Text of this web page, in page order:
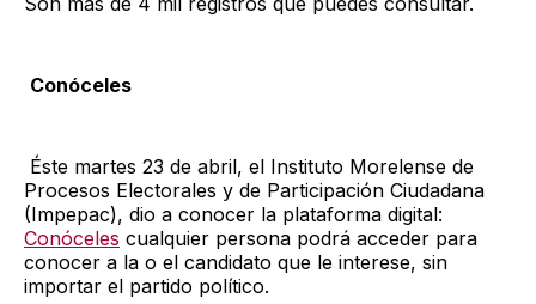
Conóceles
Éste martes 23 de abril, el Instituto Morelense de
Procesos Electorales y de Participación Ciudadana
(Impepac), dio a conocer la plataforma digital:
Conóceles cualquier persona podrá acceder para
conocer a la o el candidato que le interese, sin
importar el partido político.